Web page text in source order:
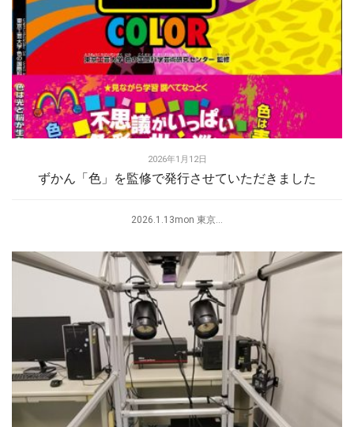
2026年1月12日
ずかん「色」を監修で発行させていただきました
2026.1.13mon 東京...